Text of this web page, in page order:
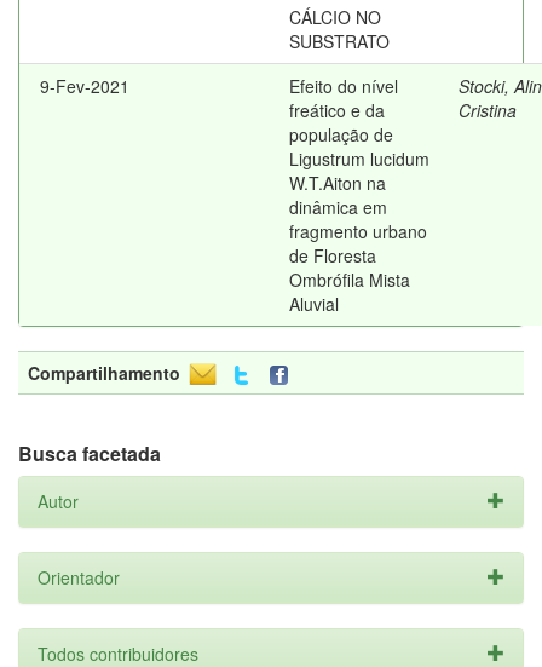
CÁLCIO NO
SUBSTRATO
9-Fev-2021
Efeito do nível
freático e da
população de
Ligustrum lucidum
W.T.Aiton na
dinâmica em
fragmento urbano
de Floresta
Ombrófila Mista
Aluvial
Stocki,
Cristina
Compartilhamento
Busca facetada
Autor
Orientador
Todos contribuidores